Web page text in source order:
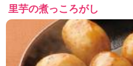
ん
な
の
里芋の煮っころがし